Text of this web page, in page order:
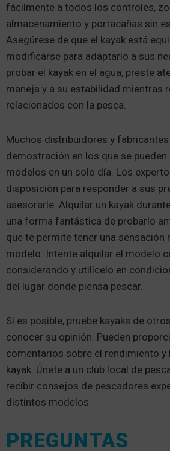
fácilmente a todos los controles,
almacenamiento y portacañas sin
Asegúrese de que el kayak está
modificarse para adaptarlo a sus
probar el kayak en el agua, preste
maneja y a su estabilidad mientras
relacionados con la pesca.
Muchos distribuidores y
demostración en los que se pueden
modelos en un solo día. Los
disposición para responder a sus
asesorarle. Alquilar un kayak
una forma fantástica de probarlo
que te permite tener una sensación
modelo. Intente alquilar el modelo
considerando y utilícelo en
del lugar donde piensa pescar.
Si es posible, pruebe kayaks de
conocer su opinión. Pueden
comentarios sobre el rendimiento y
kayak. Únete a un club local de
recibir consejos de pescadores
distintos modelos.
PREGUNTAS